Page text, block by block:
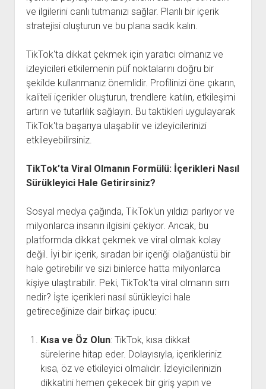
ve ilgilerini canlı tutmanızı sağlar. Planlı bir içerik
stratejisi oluşturun ve bu plana sadık kalın.
TikTok'ta dikkat çekmek için yaratıcı olmanız ve
izleyicileri etkilemenin püf noktalarını doğru bir
şekilde kullanmanız önemlidir. Profilinizi öne çıkarın,
kaliteli içerikler oluşturun, trendlere katılın, etkileşimi
artırın ve tutarlılık sağlayın. Bu taktikleri uygulayarak
TikTok'ta başarıya ulaşabilir ve izleyicilerinizi
etkileyebilirsiniz.
TikTok’ta Viral Olmanın Formülü: İçerikleri Nasıl
Sürükleyici Hale Getirirsiniz?
Sosyal medya çağında, TikTok'un yıldızı parlıyor ve
milyonlarca insanın ilgisini çekiyor. Ancak, bu
platformda dikkat çekmek ve viral olmak kolay
değil. İyi bir içerik, sıradan bir içeriği olağanüstü bir
hale getirebilir ve sizi binlerce hatta milyonlarca
kişiye ulaştırabilir. Peki, TikTok'ta viral olmanın sırrı
nedir? İşte içerikleri nasıl sürükleyici hale
getireceğinize dair birkaç ipucu:
Kısa ve Öz Olun: TikTok, kısa dikkat
sürelerine hitap eder. Dolayısıyla, içerikleriniz
kısa, öz ve etkileyici olmalıdır. İzleyicilerinizin
dikkatini hemen çekecek bir giriş yapın ve